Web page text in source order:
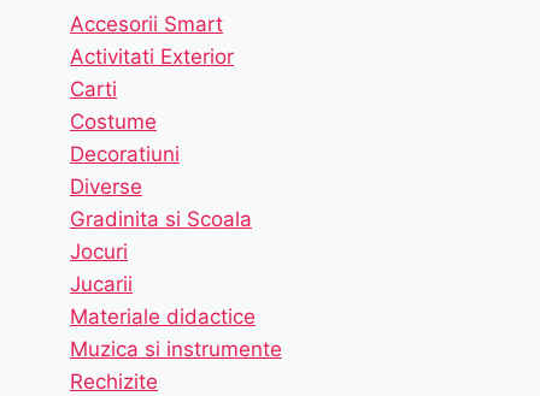
Accesorii Smart
Activitati Exterior
Carti
Costume
Decoratiuni
Diverse
Gradinita si Scoala
Jocuri
Jucarii
Materiale didactice
Muzica si instrumente
Rechizite